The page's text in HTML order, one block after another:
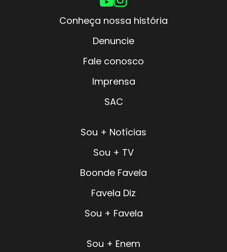
Conheça nossa história
Denuncie
Fale conosco
Imprensa
SAC
Sou + Notícias
Sou + TV
Boonde Favela
Favela Diz
Sou + Favela
Sou + Enem